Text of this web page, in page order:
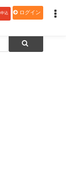
込 ログイン
テル四季の館那須